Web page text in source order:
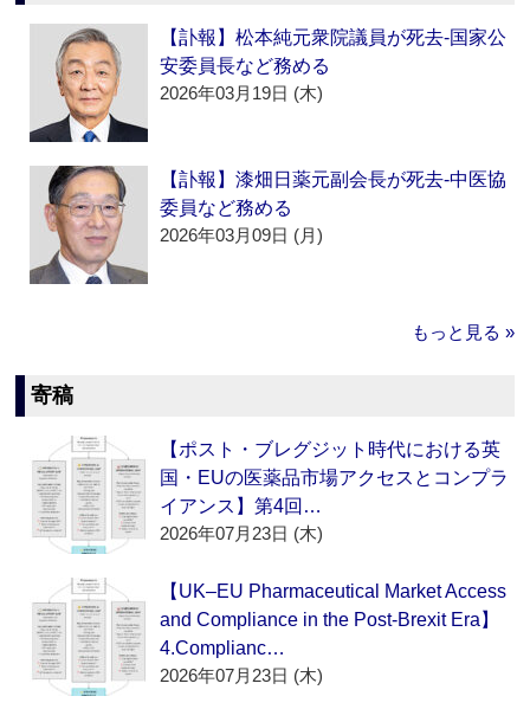
【訃報】松本純元衆院議員が死去‐国家公
安委員長など務める
2026年03月19日 (木)
【訃報】漆畑日薬元副会長が死去‐中医協
委員など務める
2026年03月09日 (月)
もっと見る »
寄稿
【ポスト・ブレグジット時代における英
国・EUの医薬品市場アクセスとコンプラ
イアンス】第4回…
2026年07月23日 (木)
【UK–EU Pharmaceutical Market Access
and Compliance in the Post-Brexit Era】
4.Complianc…
2026年07月23日 (木)